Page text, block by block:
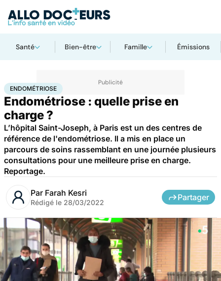
Santé Bien-être Famille Émissions
AccueilSantéMaladies Endométriose
ENDOMÉTRIOSE
Endométriose : quelle prise en
charge ?
L’hôpital Saint-Joseph, à Paris est un des centres de
référence de l'endométriose. Il a mis en place un
parcours de soins rassemblant en une journée plusieurs
consultations pour une meilleure prise en charge.
Reportage.
Par Farah Kesri
Rédigé le 28/03/2022
Partager